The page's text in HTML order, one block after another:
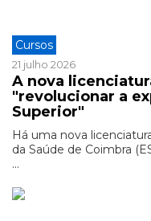
Cursos
21 julho 2026
A nova
"revolucionar a
Superior"
Há uma nova
da Saúde de Coimbra
...